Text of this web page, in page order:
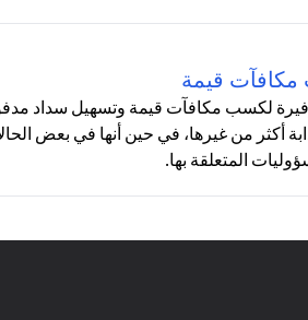
قيمة
لكسب مكافآت قيمة وتسهيل سداد
أكثر من غيرها، في حين أنها في بعض
المتعلقة بها.